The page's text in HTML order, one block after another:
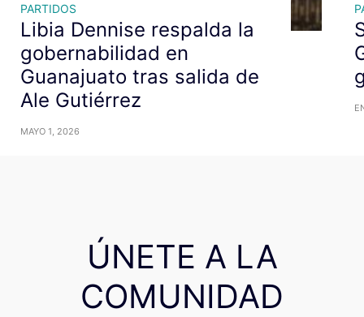
PARTIDOS
Libia Dennise respalda la
gobernabilidad en
Guanajuato tras salida de
Ale Gutiérrez
MAYO 1, 2026
ÚNETE A LA
COMUNIDAD